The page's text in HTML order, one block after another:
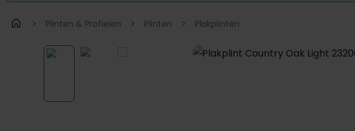
Plinten & Profielen Plinten Plakplinten
Afbeeldingengalerij overslaan